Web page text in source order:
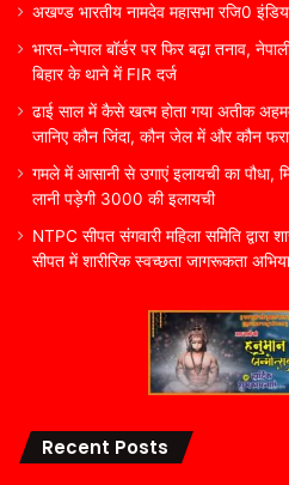
अखण्ड भारतीय नामदेव महासभा रजि0
भारत-नेपाल बॉर्डर पर फिर बढ़ा तनाव,
बिहार के थाने में FIR दर्ज
ढाई साल में कैसे खत्म होता गया अतीक
जानिए कौन जिंदा, कौन जेल में और कौन
गमले में आसानी से उगाएं इलायची का पौधा,
लानी पड़ेगी 3000 की इलायची
NTPC सीपत संगवारी महिला समिति द्वारा
सीपत में शारीरिक स्वच्छता जागरूकता
Recent Posts